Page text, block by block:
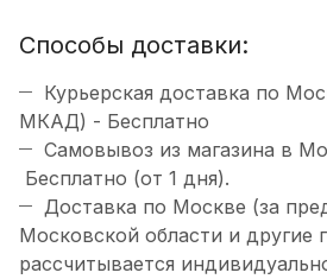
Способы доставки:
Курьерская доставка по
МКАД) - Бесплатно
Самовывоз из магазина в
Бесплатно (от 1 дня).
Доставка по Москве (за
Московской области и другие
рассчитывается